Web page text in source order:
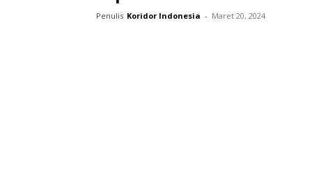
Penulis Koridor Indonesia - Maret 20, 2024